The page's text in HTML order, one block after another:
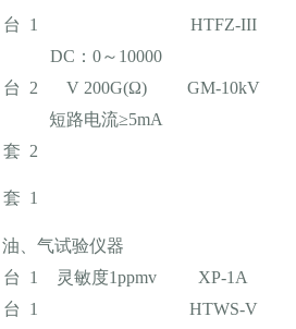
台 1 HTFZ-III
台 2
DC：0～10000
V 200G(Ω)
短路电流≥5mA
GM-10kV
套 2
套 1
油、气试验仪器
台 1 灵敏度1ppmv
XP-1A
台 1 HTWS-V